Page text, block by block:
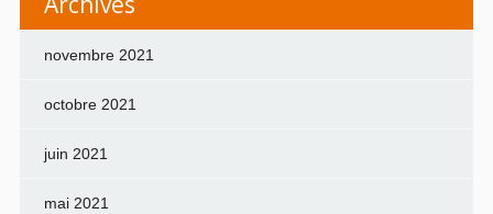
novembre 2021
octobre 2021
juin 2021
mai 2021